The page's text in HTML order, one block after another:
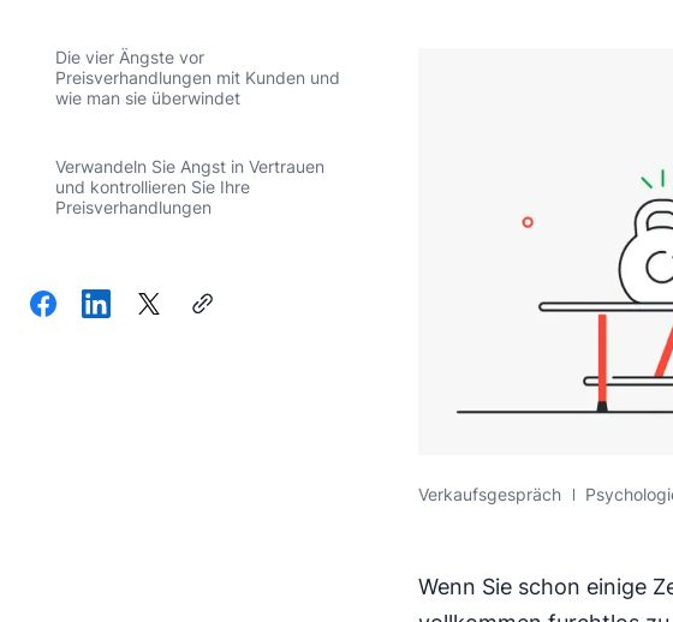
Die vier Ängste vor
Preisverhandlungen mit Kunden und
wie man sie überwindet
Verwandeln Sie Angst in Vertrauen
und kontrollieren Sie Ihre
Preisverhandlungen
Verkaufsgespräch
Wenn Sie schon einige